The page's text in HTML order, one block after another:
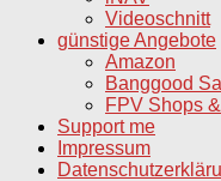
Videoschnitt
günstige Angebote
Amazon
Banggood
FPV Shops
Support me
Impressum